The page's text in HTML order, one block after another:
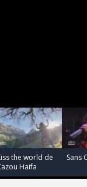
the world de
Haifa
Sans